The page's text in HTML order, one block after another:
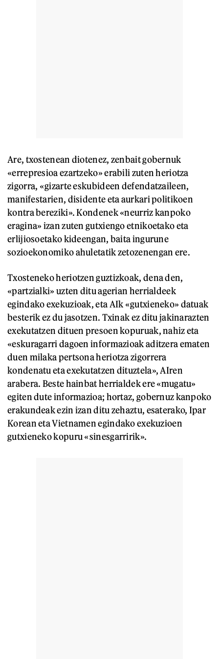
Are, txostenean diotenez, zenbait gobernuk
«errepresioa ezartzeko» erabili zuten heriotza
zigorra, «gizarte eskubideen defendatzaileen,
manifestarien, disidente eta aurkari politikoen
kontra bereziki». Kondenek «neurriz kanpoko
eragina» izan zuten gutxiengo etnikoetako eta
erlijiosoetako kideengan, baita ingurune
sozioekonomiko ahuletatik zetozenengan ere.
Txosteneko heriotzen guztizkoak, dena den,
«partzialki» uzten ditu agerian herrialdeek
egindako exekuzioak, eta AIk «gutxieneko» datuak
besterik ez du jasotzen. Txinak ez ditu jakinarazten
exekutatzen dituen presoen kopuruak, nahiz eta
«eskuragarri dagoen informazioak aditzera ematen
duen milaka pertsona heriotza zigorrera
kondenatu eta exekutatzen dituztela», AIren
arabera. Beste hainbat herrialdek ere «mugatu»
egiten dute informazioa; hortaz, gobernuz kanpoko
erakundeak ezin izan ditu zehaztu, esaterako, Ipar
Korean eta Vietnamen egindako exekuzioen
gutxieneko kopuru «sinesgarririk».